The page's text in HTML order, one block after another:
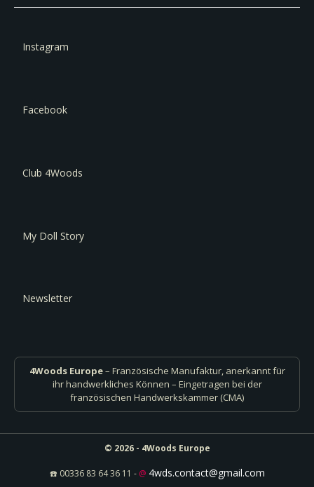
Instagram
Facebook
Club 4Woods
My Doll Story
Newsletter
4Woods Europe– Französische Manufaktur, anerkannt für
ihr handwerkliches Können – Eingetragen bei der
französischen Handwerkskammer (CMA)
© 2026 - 4Woods Europe
☎️ 00336 83 64 36 11 - @ 4wds.contact@gmail.com